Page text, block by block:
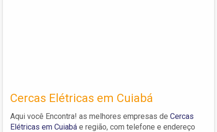
Cercas Elétricas em Cuiabá
Aqui você Encontra! as melhores empresas de Cercas
Elétricas em Cuiabá e região, com telefone e endereço